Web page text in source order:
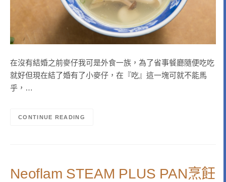
在沒有結婚之前麥仔我可是外食一族，為了省事餐廳隨便吃吃
就好但現在結了婚有了小麥仔，在『吃』這一塊可就不能馬
乎，…
CONTINUE READING
Neoflam STEAM PLUS PAN烹飪